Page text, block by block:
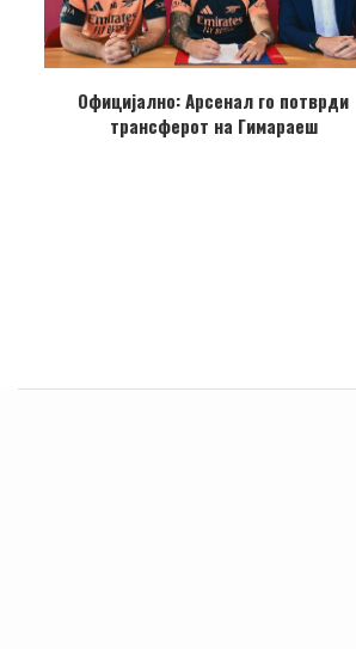
Официјално: Арсенал го потврди
трансферот на Гимараеш